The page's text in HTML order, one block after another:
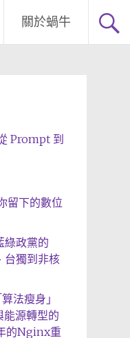
關於蝸牛
Prompt 到
留下的數位
綠政黨的
台獨到非核
法瘦身」
源轉型的
的Nginx重